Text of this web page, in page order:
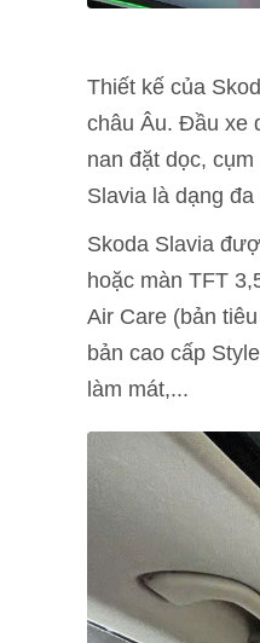
Thiết kế của
châu Âu. Đầu xe
nan đặt dọc,
Slavia là dạng
Skoda Slavia
hoặc màn TFT
Air Care (bản
bản cao cấp
làm mát,...